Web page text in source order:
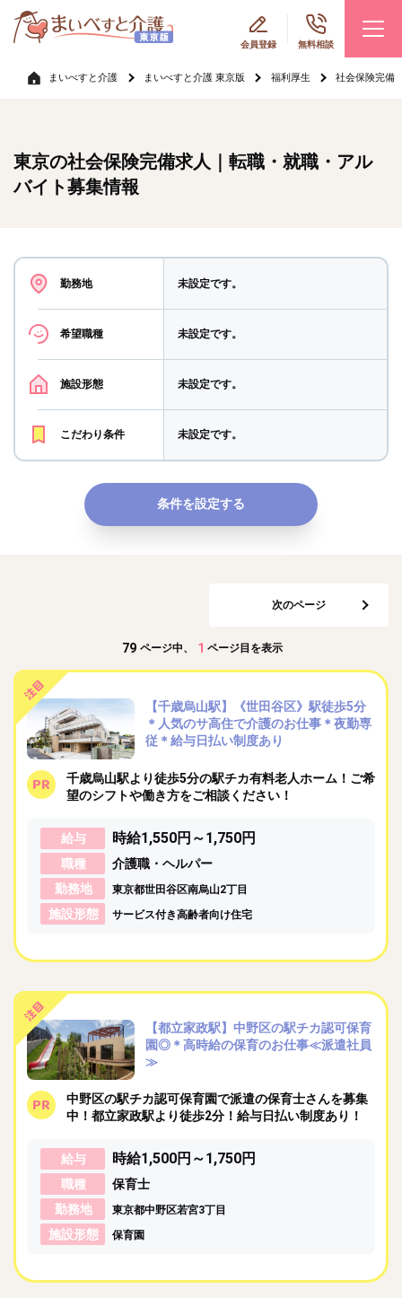
会員登録 無料相談
まいべすと介護 まいべすと介護 東京版 福利厚生 社会保険完備
東京の社会保険完備求人｜転職・就職・アル
バイト募集情報
勤務地 未設定です。
希望職種 未設定です。
施設形態 未設定です。
こだわり条件 未設定です。
条件を設定する
79 ページ中、 1 ページ目を表示
次のページ
【千歳烏山駅】《世田谷区》駅徒歩5分
＊人気のサ高住で介護のお仕事＊夜勤専
従＊給与日払い制度あり
千歳烏山駅より徒歩5分の駅チカ有料老人ホーム！ご希
望のシフトや働き方をご相談ください！
給与 時給1,550円～1,750円
職種
介護職・ヘルパー
勤務地
東京都世田谷区南烏山2丁目
施設形態 サービス付き高齢者向け住宅
【都立家政駅】中野区の駅チカ認可保育
園◎＊高時給の保育のお仕事≪派遣社員
≫
中野区の駅チカ認可保育園で派遣の保育士さんを募集
中！都立家政駅より徒歩2分！給与日払い制度あり！
給与 時給1,500円～1,750円
職種
保育士
勤務地
東京都中野区若宮3丁目
施設形態 保育園